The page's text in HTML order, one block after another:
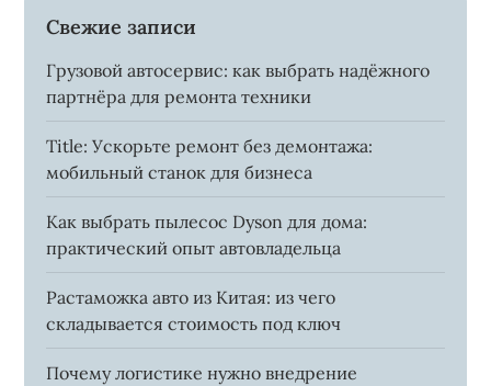
Свежие записи
Грузовой автосервис: как выбрать надёжного
партнёра для ремонта техники
Title: Ускорьте ремонт без демонтажа:
мобильный станок для бизнеса
Как выбрать пылесос Dyson для дома:
практический опыт автовладельца
Растаможка авто из Китая: из чего
складывается стоимость под ключ
Почему логистике нужно внедрение